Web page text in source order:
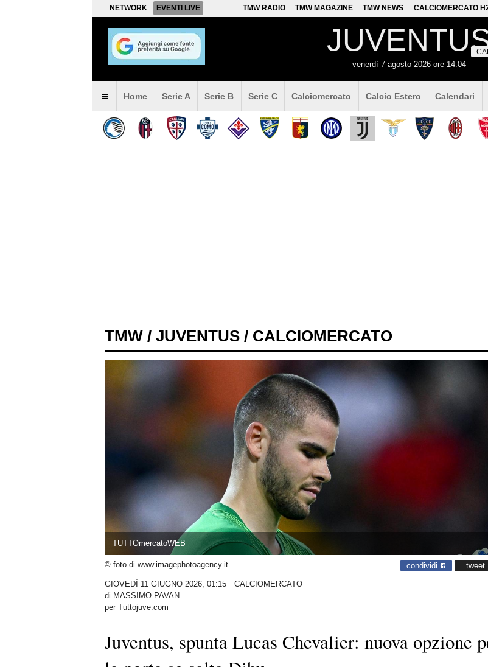
NETWORK EVENTI LIVE TMW RADIO TMW MAGAZINE TMW NEWS CALCIOMERCATO
venerdì 7 agosto 2026 ore 14:04
Home Serie A Serie B Serie C Calciomercato Calcio Estero Calendari
TMW / JUVENTUS / CALCIOMERCATO
TUTTOmercatoWEB
© foto di www.imagephotoagency.it condividi tweet
GIOVEDÌ 11 GIUGNO 2026, 01:15
CALCIOMERCATO
di MASSIMO PAVAN
per Tuttojuve.com
Juventus, spunta Lucas Chevalier: nuova opzione